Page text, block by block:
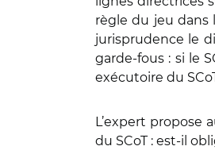
règle du jeu dans
jurisprudence le
garde-fous : si le
exécutoire du
L’expert propose
du SCoT : est-il